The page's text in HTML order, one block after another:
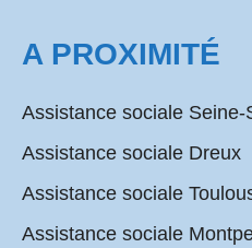
A PROXIMITÉ
Assistance sociale Seine-
Assistance sociale Dreux
Assistance sociale
Assistance sociale